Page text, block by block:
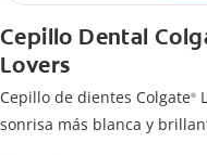
Cepillo Dental
Lovers
Cepillo de dientes Colgate®
sonrisa más blanca y